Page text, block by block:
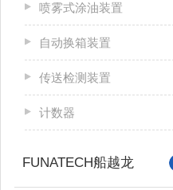
喷雾式涂油装置
自动换箱装置
传送检测装置
计数器
FUNATECH船越龙